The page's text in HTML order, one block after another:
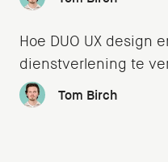
Hoe DUO UX design
dienstverlening te
Tom Birch